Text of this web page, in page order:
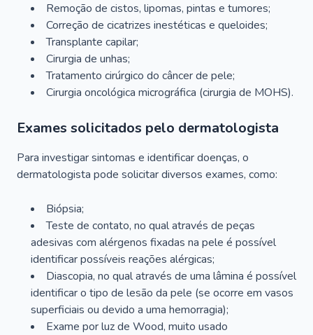
Remoção de cistos, lipomas, pintas e tumores;
Correção de cicatrizes inestéticas e queloides;
Transplante capilar;
Cirurgia de unhas;
Tratamento cirúrgico do câncer de pele;
Cirurgia oncológica micrográfica (cirurgia de MOHS).
Exames solicitados pelo dermatologista
Para investigar sintomas e identificar doenças, o
dermatologista pode solicitar diversos exames, como:
Biópsia;
Teste de contato, no qual através de peças
adesivas com alérgenos fixadas na pele é possível
identificar possíveis reações alérgicas;
Diascopia, no qual através de uma lâmina é possível
identificar o tipo de lesão da pele (se ocorre em vasos
superficiais ou devido a uma hemorragia);
Exame por luz de Wood, muito usado